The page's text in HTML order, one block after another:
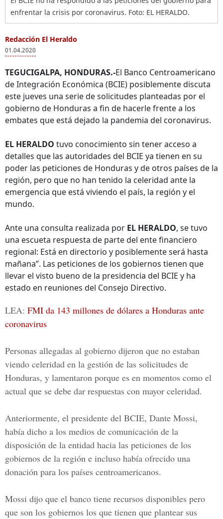
enfrentar la crisis por coronavirus. Foto: EL HERALDO.
Redacción El Heraldo
01.04.2020
TEGUCIGALPA, HONDURAS.-El Banco Centroamericano
de Integración Económica (BCIE) posiblemente discuta
este jueves una serie de solicitudes planteadas por el
gobierno de Honduras a fin de hacerle frente a los
embates que está dejado la pandemia del coronavirus.
EL HERALDO tuvo conocimiento sin tener acceso a
detalles que las autoridades del BCIE ya tienen en su
poder las peticiones de Honduras y de otros países de la
región, pero que no han tenido la celeridad ante la
emergencia que está viviendo el país, la región y el
mundo.
Ante una consulta realizada por EL HERALDO, se tuvo
una escueta respuesta de parte del ente financiero
regional: Está en directorio y posiblemente será hasta
mañana”. Las peticiones de los gobiernos tienen que
llevar el visto bueno de la presidencia del BCIE y ha
estado en reuniones del Consejo Directivo.
LEA: FMI da 143 millones de dólares a Honduras ante
coronavirus
Personas allegadas al gobierno dijeron que no estaban
viendo celeridad en la gestión de las solicitudes de
Honduras, y lamentaron porque es en momentos como el
actual que se debe dar respuestas con mayor celeridad.
Anteriormente, el presidente del BCIE, Dante Mossi,
había dicho a los medios de comunicación de la
disposición de la entidad hacia las peticiones de los
gobiernos de la región e incluso había ofrecido una
donación para los países centroamericanos.
Mossi dijo que el banco tiene recursos disponibles pero
que son los gobiernos los que tienen que plantear sus